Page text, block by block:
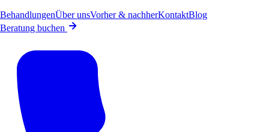
BehandlungenÜber unsVorher & nachherKontaktBlog
Beratung buchen